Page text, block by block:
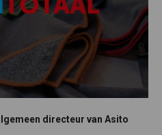
directeur van Asito